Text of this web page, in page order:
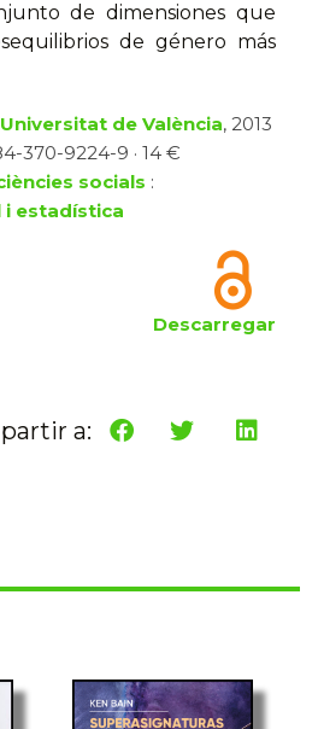
de dimensiones que
de género más
de València, 2013
370-9224-9 · 14 €
socials :
i estadística
Descarregar
a: